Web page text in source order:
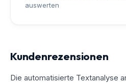
auswerten
Kundenrezensionen
Die automatisierte Textanalyse